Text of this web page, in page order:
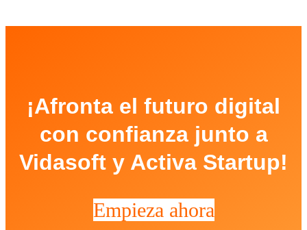
¡Afronta el futuro digital
con confianza junto a
Vidasoft y Activa Startup!
Empieza ahora